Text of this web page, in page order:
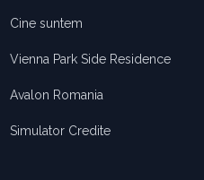
Cine suntem
Vienna Park Side Residence
Avalon Romania
Simulator Credite